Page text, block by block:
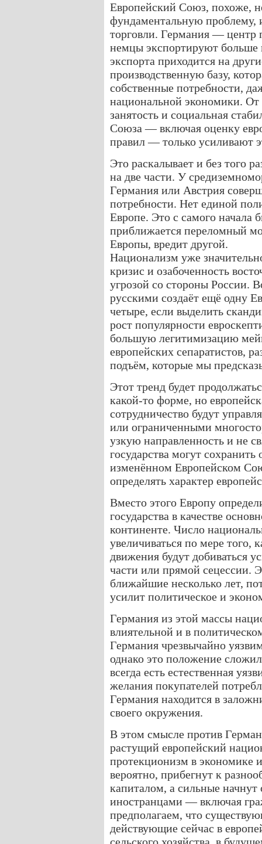
Европейский Союз, похоже,
фундаментальную проблему,
торговли. Германия — центр
немцы экспортируют больше
экспорта приходится на
производственную базу,
собственные потребности,
национальной экономики. От
занятость и социальная
Союза — включая оценку
правил — только усиливают
Это раскалывает и без того
на две части. У
Германия или Австрия
потребности. Нет единой
Европе. Это с самого начала
приближается переломный
Европы, вредит другой.
Национализм уже
кризис и озабоченность
угрозой со стороны России.
русскими создаёт ещё одну
четыре, если выделить
рост популярности
большую легитимизацию
европейских сепаратистов,
подъём, которые мы
Этот тренд будет
какой-то форме, но
сотрудничество будут
или ограниченными
узкую направленность и не
государства могут сохранить
изменённом Европейском
определять характер
Вместо этого Европу
государства в качестве
континенте. Число
увеличиваться по мере того,
движения будут добиваться
части или прямой сецессии.
ближайшие несколько лет,
усилит политическое и
Германия из этой массы
влиятельной и в
Германия чрезвычайно
однако это положение
всегда есть естественная
желания покупателей
Германия находится в
своего окружения.
В этом смысле против
растущий европейский
протекционизм в экономике
вероятно, прибегнут к
капиталом, а сильные начнут
иностранцами — включая
предполагаем, что
действующие сейчас в